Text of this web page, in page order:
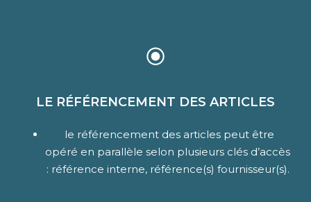
LE RÉFÉRENCEMENT DES ARTICLES
le référencement des articles peut être
opéré en parallèle selon plusieurs clés d’accès
: référence interne, référence(s) fournisseur(s).